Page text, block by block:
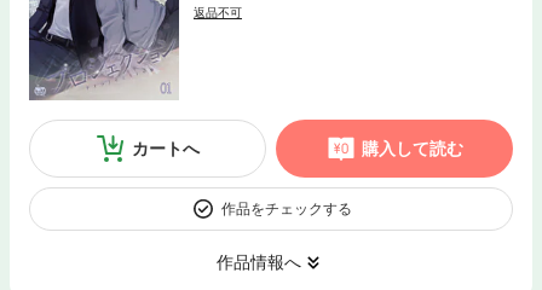
返品不可
カートへ 購入して読む
作品をチェックする
作品情報へ